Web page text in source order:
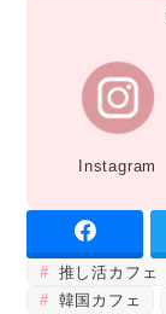
Instagram
推し活カフェ
韓国カフェ